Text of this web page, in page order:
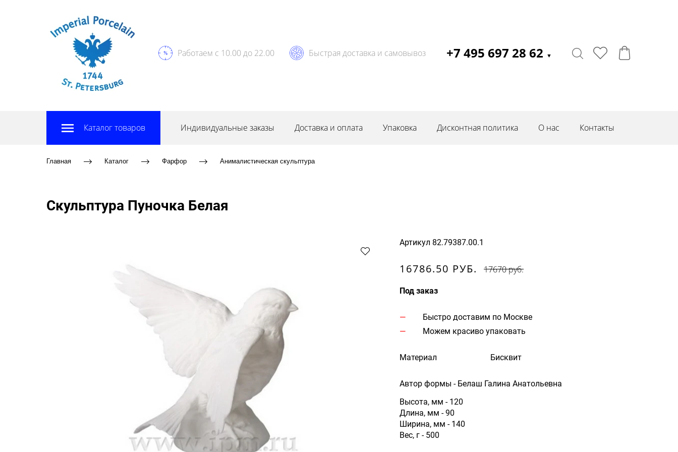
Работаем с 10.00 до 22.00 Быстрая доставка и самовывоз +7 495 697 28 62 ▼
Каталог товаров Индивидуальные заказы Доставка и оплата Упаковка Дисконтная политика О нас Контакты
Главная Каталог Фарфор Анималистическая скульптура
Скульптура Пуночка Белая
Артикул 82.79387.00.1
16786.50 РУБ. 17670 руб.
Под заказ
Быстро доставим по Москве
Можем красиво упаковать
Материал Бисквит
Автор формы - Белаш Галина Анатольевна
Высота, мм - 120
Длина, мм - 90
Ширина, мм - 140
Вес, г - 500